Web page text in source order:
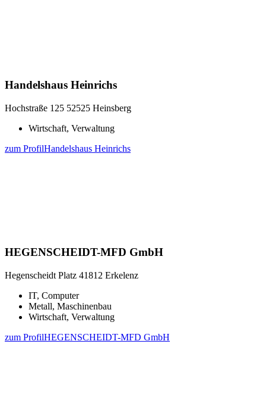
Handelshaus Heinrichs
Hochstraße 125 52525 Heinsberg
Wirtschaft, Verwaltung
zum ProfilHandelshaus Heinrichs
HEGENSCHEIDT-MFD GmbH
Hegenscheidt Platz 41812 Erkelenz
IT, Computer
Metall, Maschinenbau
Wirtschaft, Verwaltung
zum ProfilHEGENSCHEIDT-MFD GmbH